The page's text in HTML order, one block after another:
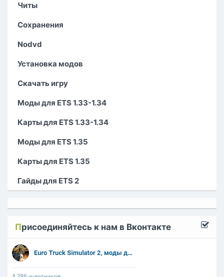
Читы
Сохранения
Nodvd
Установка модов
Скачать игру
Моды для ETS 1.33-1.34
Карты для ETS 1.33-1.34
Моды для ETS 1.35
Карты для ETS 1.35
Гайды для ETS 2
Присоединяйтесь к нам в Вконтакте